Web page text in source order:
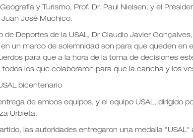
y Turismo, Prof. Dr. Paul Nielsen, y el
Juan José Muchico.
de Deportes de la USAL, Dr Claudio Javier
un marco de solemnidad son para que queden en
para que a la hora de la toma de decisiones
todos los que colaboraron para que la cancha y los
de ambos equipos, y el equipo USAL, dirigido
Urbieta.
las autoridades entregaron una medalla